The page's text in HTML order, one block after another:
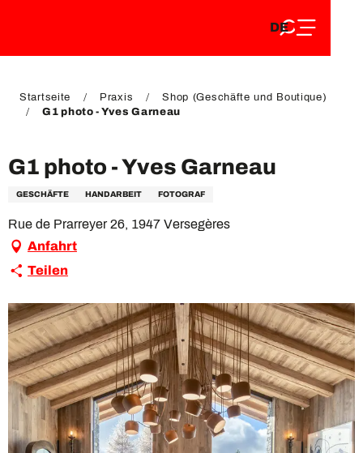
EN
DE
FR
Startseite Praxis
Shop (Geschäfte und Boutique)
G1 photo - Yves Garneau
G1 photo - Yves Garneau
GESCHÄFTE HANDARBEIT FOTOGRAF
Rue de Prarreyer 26, 1947 Versegères
Anfahrt
Teilen